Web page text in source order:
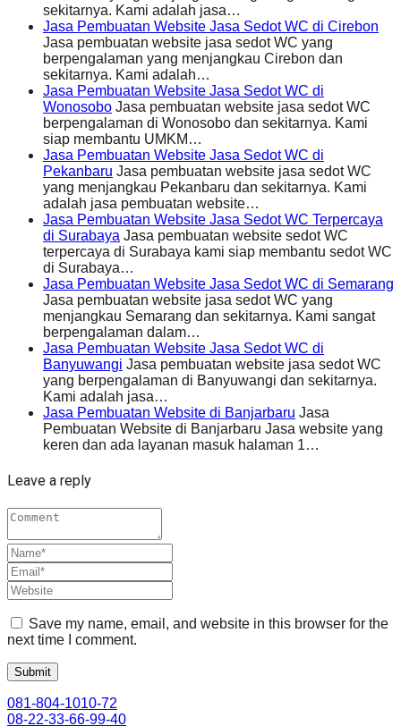
sekitarnya. Kami adalah jasa…
Jasa Pembuatan Website Jasa Sedot WC di Cirebon
Jasa pembuatan website jasa sedot WC yang
berpengalaman yang menjangkau Cirebon dan
sekitarnya. Kami adalah…
Jasa Pembuatan Website Jasa Sedot WC di
Wonosobo Jasa pembuatan website jasa sedot WC
berpengalaman di Wonosobo dan sekitarnya. Kami
siap membantu UMKM…
Jasa Pembuatan Website Jasa Sedot WC di
Pekanbaru Jasa pembuatan website jasa sedot WC
yang menjangkau Pekanbaru dan sekitarnya. Kami
adalah jasa pembuatan website…
Jasa Pembuatan Website Jasa Sedot WC Terpercaya
di Surabaya Jasa pembuatan website sedot WC
terpercaya di Surabaya kami siap membantu sedot WC
di Surabaya…
Jasa Pembuatan Website Jasa Sedot WC di Semarang
Jasa pembuatan website jasa sedot WC yang
menjangkau Semarang dan sekitarnya. Kami sangat
berpengalaman dalam…
Jasa Pembuatan Website Jasa Sedot WC di
Banyuwangi Jasa pembuatan website jasa sedot WC
yang berpengalaman di Banyuwangi dan sekitarnya.
Kami adalah jasa…
Jasa Pembuatan Website di Banjarbaru Jasa
Pembuatan Website di Banjarbaru Jasa website yang
keren dan ada layanan masuk halaman 1…
Leave a reply
Save my name, email, and website in this browser for the
next time I comment.
081-804-1010-72
08-22-33-66-99-40